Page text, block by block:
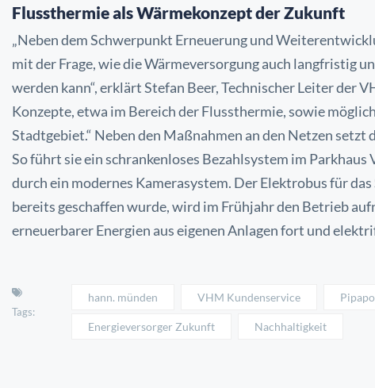
Flussthermie als Wärmekonzept der Zukunft
„Neben dem Schwerpunkt Erneuerung und
mitder Frage, wie die Wärmeversorgung auch langfristig
werden kann“, erklärt Stefan Beer, Technischer Leiter der
Konzepte,etwa im Bereich der Flussthermie, sowie
Stadtgebiet.“ Neben den Maßnahmen an den Netzen
So führt sie einschrankenloses Bezahlsystem im
durch ein modernes Kamerasystem. Der Elektrobus für
bereits geschaffen wurde,wird im Frühjahr den Betrieb
erneuerbarer Energien aus eigenenAnlagen fort und
Tags:
hann. münden VHM Kundenservice Pipapo
Energieversorger Zukunft Nachhaltigkeit